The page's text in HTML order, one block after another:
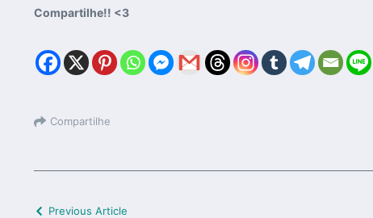
Compartilhe!! <3
Compartilhe
Previous Article